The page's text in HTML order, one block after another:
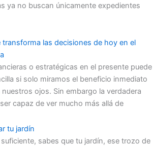
ya no buscan únicamente expedientes
transforma las decisiones de hoy en el
o estratégicas en el presente puede
si solo miramos el beneficio inmediato
ojos. Sin embargo la verdadera
capaz de ver mucho más allá de
tu jardín
sabes que tu jardín, ese trozo de